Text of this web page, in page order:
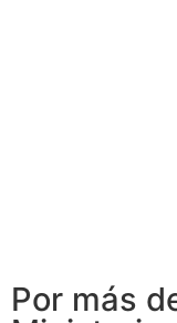
Por más